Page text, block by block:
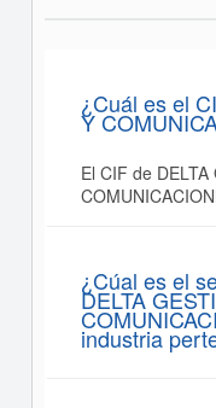
¿Cuál es el
Y
El CIF de DELTA
¿Cúal es el
DELTA
industria